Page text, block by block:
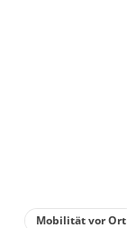
Mobilität vor Ort